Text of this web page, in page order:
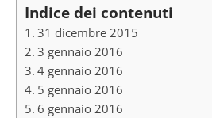
Indice dei contenuti
31 dicembre 2015
3 gennaio 2016
4 gennaio 2016
5 gennaio 2016
6 gennaio 2016